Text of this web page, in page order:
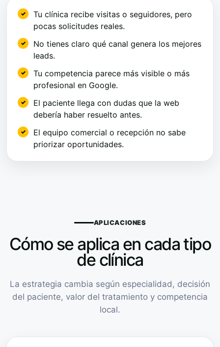
Tu clínica recibe visitas o seguidores, pero
pocas solicitudes reales.
No tienes claro qué canal genera los mejores
leads.
Tu competencia parece más visible o más
profesional en Google.
El paciente llega con dudas que la web
debería haber resuelto antes.
El equipo comercial o recepción no sabe
priorizar oportunidades.
APLICACIONES
Cómo se aplica en cada tipo
de clínica
La estrategia cambia según especialidad, decisión
del paciente, valor del tratamiento y competencia
local.